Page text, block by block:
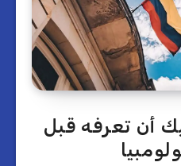
أن تعرفه قبل